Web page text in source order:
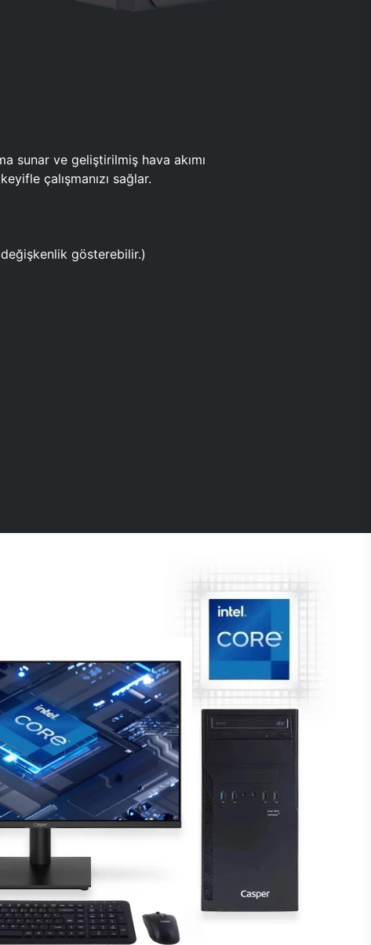
sunar ve geliştirilmiş hava akımı
çalışmanızı sağlar.
gösterebilir.)